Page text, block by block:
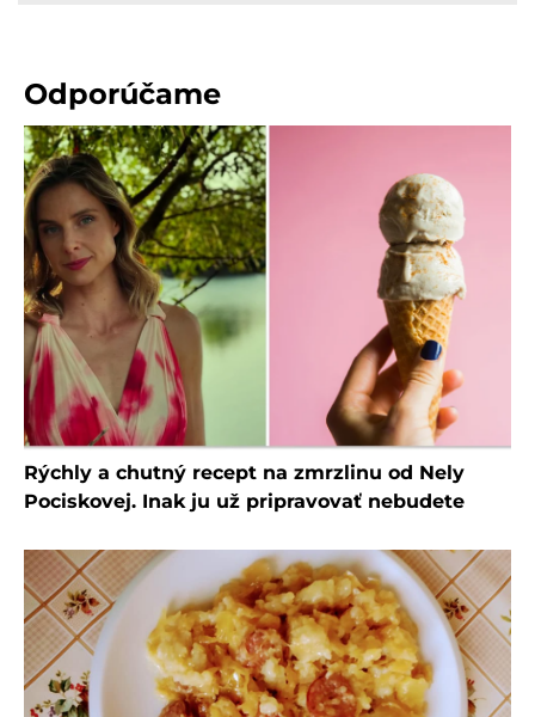
Odporúčame
Rýchly a chutný recept na zmrzlinu od Nely
Pociskovej. Inak ju už pripravovať nebudete